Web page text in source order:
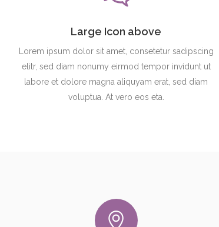
Large Icon above
Lorem ipsum dolor sit amet, consetetur sadipscing
elitr, sed diam nonumy eirmod tempor invidunt ut
labore et dolore magna aliquyam erat, sed diam
voluptua. At vero eos eta.